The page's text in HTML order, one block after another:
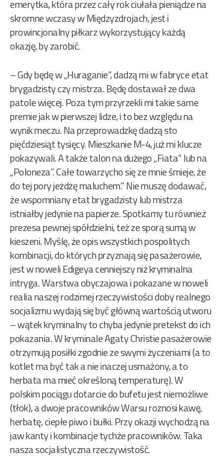
emerytka, która przez cały rok ciułała pieniądze na
skromne wczasy w Międzyzdrojach, jest i
prowincjonalny piłkarz wykorzystujący każdą
okazję, by zarobić.
– Gdy będę w „Huraganie”, dadzą mi w fabryce etat
brygadzisty czy mistrza. Będę dostawał ze dwa
patole więcej. Poza tym przyrzekli mi takie same
premie jak w pierwszej lidze, i to bez względu na
wynik meczu. Na przeprowadzkę dadzą sto
pięćdziesiąt tysięcy. Mieszkanie M-4, już mi klucze
pokazywali. A także talon na dużego „Fiata” lub na
„Poloneza”. Całe towarzycho się ze mnie śmieje, że
do tej pory jeżdżę maluchem.” Nie muszę dodawać,
że wspomniany etat brygadzisty lub mistrza
istniałby jedynie na papierze. Spotkamy tu również
prezesa pewnej spółdzielni, też ze sporą sumą w
kieszeni. Myślę, że opis wszystkich pospolitych
kombinacji, do których przyznają się pasażerowie,
jest w noweli Edigeya cenniejszy niż kryminalna
intryga. Warstwa obyczajowa i pokazane w noweli
realia naszej rodzimej rzeczywistości doby realnego
socjalizmu wydają się być główną wartością utworu
– wątek kryminalny to chyba jedynie pretekst do ich
pokazania. W kryminale Agaty Christie pasażerowie
otrzymują posiłki zgodnie ze swymi życzeniami (a to
kotlet ma być tak a nie inaczej usmażony, a to
herbata ma mieć określoną temperaturę). W
polskim pociągu dotarcie do bufetu jest niemożliwe
(tłok), a dwoje pracowników Warsu roznosi kawę,
herbatę, ciepłe piwo i bułki. Przy okazji wychodzą na
jaw kanty i kombinacje tychże pracowników. Taka
nasza socjalistyczna rzeczywistość.